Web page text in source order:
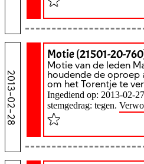
2013-02-28
Motie (21501-20-
Motie van de leden
houdende de
om het Torentje te
Ingediend op: 2013-02-
stemgedrag: tegen.